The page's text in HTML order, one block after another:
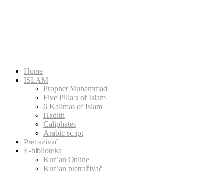
Home
ISLAM
Prophet Muhammad
Five Pillars of Islam
6 Kalimas of Islam
Hadith
Caliphates
Arabic script
Pretraživač
E-biblioteka
Kur’an Online
Kur’an pretraživač